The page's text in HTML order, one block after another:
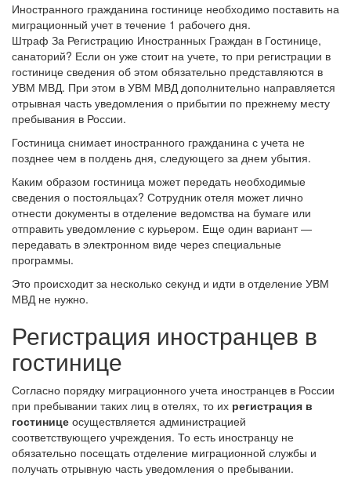
Иностранного гражданина гостинице необходимо поставить на
миграционный учет в течение 1 рабочего дня.
Штраф За Регистрацию Иностранных Граждан в Гостинице,
санаторий? Если он уже стоит на учете, то при регистрации в
гостинице сведения об этом обязательно представляются в
УВМ МВД. При этом в УВМ МВД дополнительно направляется
отрывная часть уведомления о прибытии по прежнему месту
пребывания в России.
Гостиница снимает иностранного гражданина с учета не
позднее чем в полдень дня, следующего за днем убытия.
Каким образом гостиница может передать необходимые
сведения о постояльцах? Сотрудник отеля может лично
отнести документы в отделение ведомства на бумаге или
отправить уведомление с курьером. Еще один вариант —
передавать в электронном виде через специальные
программы.
Это происходит за несколько секунд и идти в отделение УВМ
МВД не нужно.
Регистрация иностранцев в
гостинице
Согласно порядку миграционного учета иностранцев в России
при пребывании таких лиц в отелях, то их регистрация в
гостинице осуществляется администрацией
соответствующего учреждения. То есть иностранцу не
обязательно посещать отделение миграционной службы и
получать отрывную часть уведомления о пребывании.